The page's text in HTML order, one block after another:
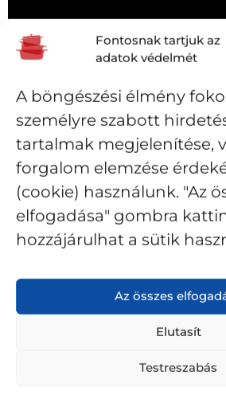
Fontosnak tartjuk az
adatok védelmét
A böngészési élmény
személyre szabott
tartalmak megjelenítése,
forgalom elemzése
(cookie) használunk. "Az
elfogadása" gombra
hozzájárulhat a sütik
Az összes
Elutasít
Testreszabás
Szakszerű használatbavétel
tartósabb tapadásmentességért
vagy serpenyőt, egy kevés